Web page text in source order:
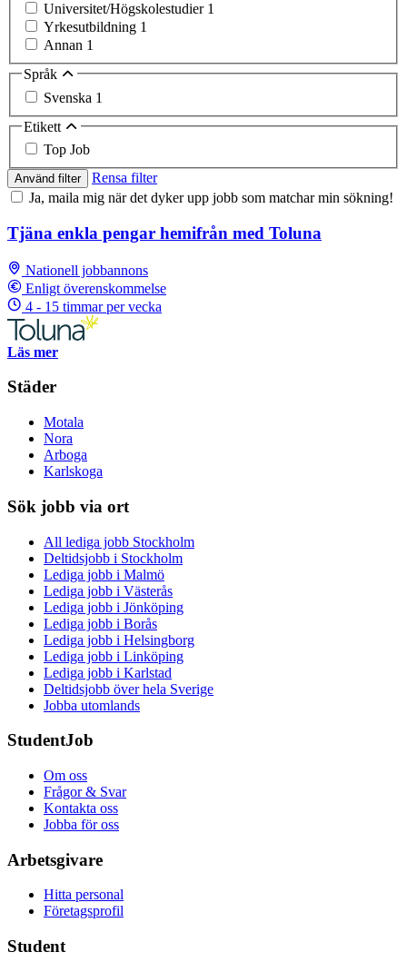
Universitet/Högskolestudier 1
Yrkesutbildning 1
Annan 1
Språk
Svenska 1
Etikett
Top Job
Använd filter
Rensa filter
Ja, maila mig när det dyker upp jobb som matchar min sökning!
Tjäna enkla pengar hemifrån med Toluna
Nationell jobbannons
Enligt överenskommelse
4 - 15 timmar per vecka
Läs mer
Städer
Motala
Nora
Arboga
Karlskoga
Sök jobb via ort
All lediga jobb Stockholm
Deltidsjobb i Stockholm
Lediga jobb i Malmö
Lediga jobb i Västerås
Lediga jobb i Jönköping
Lediga jobb i Borås
Lediga jobb i Helsingborg
Lediga jobb i Linköping
Lediga jobb i Karlstad
Deltidsjobb över hela Sverige
Jobba utomlands
StudentJob
Om oss
Frågor & Svar
Kontakta oss
Jobba för oss
Arbetsgivare
Hitta personal
Företagsprofil
Student